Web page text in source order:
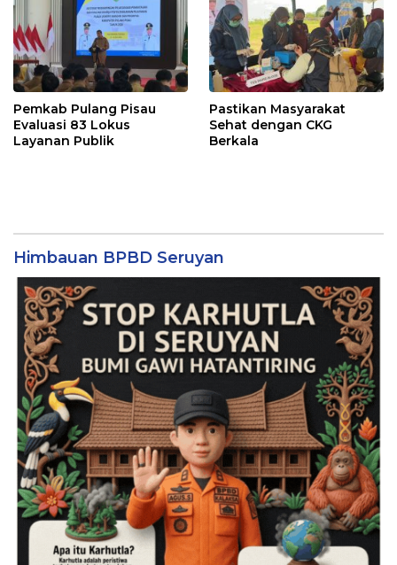
Pemkab Pulang Pisau
Evaluasi 83 Lokus
Layanan Publik
Pastikan Masyarakat
Sehat dengan CKG
Berkala
Himbauan BPBD Seruyan